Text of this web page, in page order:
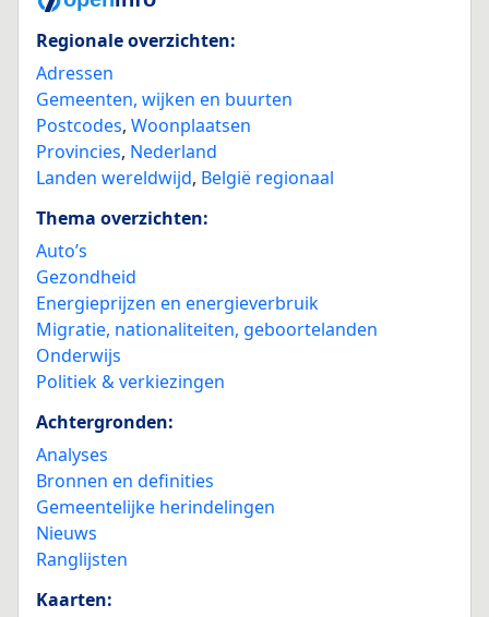
Regionale overzichten:
Adressen
Gemeenten, wijken en buurten
Postcodes, Woonplaatsen
Provincies, Nederland
Landen wereldwijd, België regionaal
Thema overzichten:
Auto’s
Gezondheid
Energieprijzen en energieverbruik
Migratie, nationaliteiten, geboortelanden
Onderwijs
Politiek & verkiezingen
Achtergronden:
Analyses
Bronnen en definities
Gemeentelijke herindelingen
Nieuws
Ranglijsten
Kaarten: